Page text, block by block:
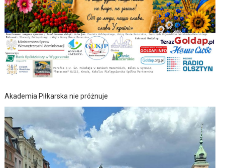
Akademia Piłkarska nie próżnuje